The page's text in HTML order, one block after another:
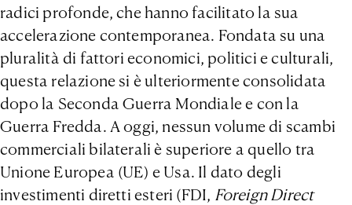
radici profonde, che hanno facilitato la sua
accelerazione contemporanea. Fondata su una
pluralità di fattori economici, politici e culturali,
questa relazione si è ulteriormente consolidata
dopo la Seconda Guerra Mondiale e con la
Guerra Fredda. A oggi, nessun volume di scambi
commerciali bilaterali è superiore a quello tra
Unione Europea (UE) e Usa. Il dato degli
investimenti diretti esteri (FDI, Foreign Direct